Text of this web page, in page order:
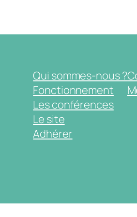
Qui sommes-nous ?
Fonctionnement
Les conférences
Le site
Adhérer